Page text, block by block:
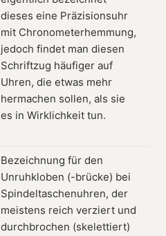
dieses eine Präzisionsuhr
mit Chronometerhemmung,
jedoch findet man diesen
Schriftzug häufiger auf
Uhren, die etwas mehr
hermachen sollen, als sie
es in Wirklichkeit tun.
Bezeichnung für den
Unruhkloben (-brücke) bei
Spindeltaschenuhren, der
meistens reich verziert und
durchbrochen (skelettiert)